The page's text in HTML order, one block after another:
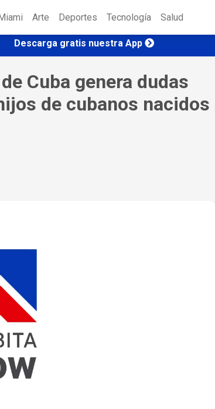
Miami Arte Deportes Tecnología Salud
Descarga gratis nuestra App
Cuba genera dudas
de cubanos nacidos